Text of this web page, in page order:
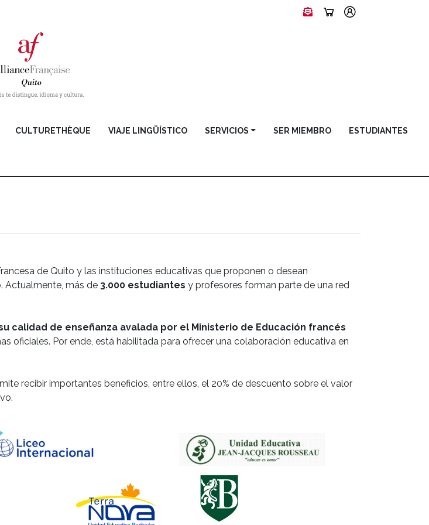
CULTURETHÈQUE VIAJE LINGÜÍSTICO SERVICIOS SER MIEMBRO ESTUDIANTES
de Quito y las instituciones educativas que proponen o desean
Actualmente, más de 3.000 estudiantes y profesores forman parte de una red
calidad de enseñanza avalada por el Ministerio de Educación francés
oficiales. Por ende, está habilitada para ofrecer una colaboración educativa en
recibir importantes beneficios, entre ellos, el 20% de descuento sobre el valor